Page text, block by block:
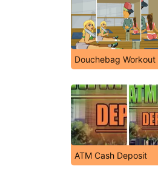
Douchebag Workout
ATM Cash Deposit